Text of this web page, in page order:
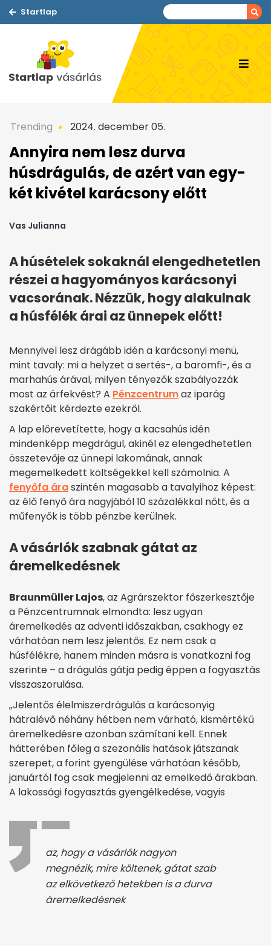
Startlap
Trending 2024. december 05.
Annyira nem lesz durva
húsdrágulás, de azért van egy-
két kivétel karácsony előtt
Vas Julianna
A húsételek sokaknál elengedhetetlen
részei a hagyományos karácsonyi
vacsorának. Nézzük, hogy alakulnak
a húsfélék árai az ünnepek előtt!
Mennyivel lesz drágább idén a karácsonyi menü,
mint tavaly: mi a helyzet a sertés-, a baromfi-, és a
marhahús árával, milyen tényezők szabályozzák
most az árfekvést? A Pénzcentrumaz iparág
szakértőit kérdezte ezekről.
A lap előrevetítette, hogy a kacsahús idén
mindenképp megdrágul, akinél ez elengedhetetlen
összetevője az ünnepi lakomának, annak
megemelkedett költségekkel kell számolnia. A
fenyőfa áraszintén magasabb a tavalyihoz képest:
az élő fenyő ára nagyjából 10 százalékkal nőtt, és a
műfenyők is több pénzbe kerülnek.
A vásárlók szabnak gátat az
áremelkedésnek
Braunmüller Lajos, az Agrárszektor főszerkesztője
a Pénzcentrumnak elmondta: lesz ugyan
áremelkedés az adventi időszakban, csakhogy ez
várhatóan nem lesz jelentős. Ez nem csak a
húsfélékre, hanem minden másra is vonatkozni fog
szerinte – a drágulás gátja pedig éppen a fogyasztás
visszaszorulása.
„Jelentős élelmiszerdrágulás a karácsonyig
hátralévő néhány hétben nem várható, kismértékű
áremelkedésre azonban számítani kell. Ennek
hátterében főleg a szezonális hatások játszanak
szerepet, a forint gyengülése várhatóan később,
januártól fog csak megjelenni az emelkedő árakban.
A lakossági fogyasztás gyengélkedése, vagyis
az, hogy a vásárlók nagyon
megnézik, mire költenek, gátat szab
az elkövetkező hetekben is a durva
áremelkedésnek